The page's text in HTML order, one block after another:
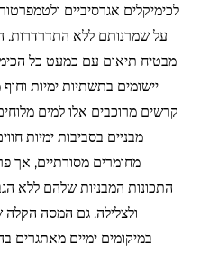
לכימיקלים אגרסיביים
מבטיח תיאום עם כמעט כל
יישומים בתשתיות ימיות
קרשים מרוכבים אלו למים
מבניים בסביבות ימיות
ולצלילה. גם המסה
במיקומים ימיים מאתגרים